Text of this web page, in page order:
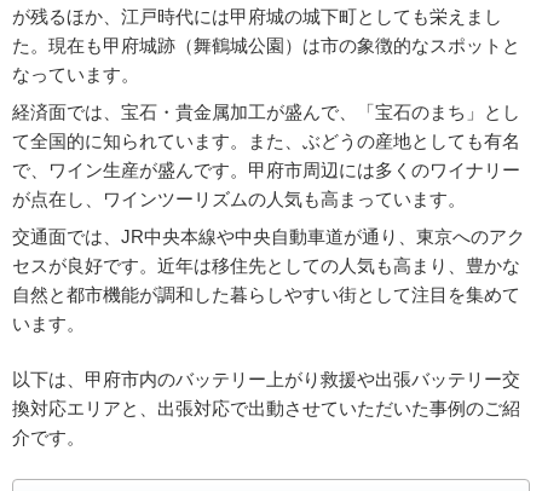
が残るほか、江戸時代には甲府城の城下町としても栄えまし
た。現在も甲府城跡（舞鶴城公園）は市の象徴的なスポットと
なっています。
経済面では、宝石・貴金属加工が盛んで、「宝石のまち」とし
て全国的に知られています。また、ぶどうの産地としても有名
で、ワイン生産が盛んです。甲府市周辺には多くのワイナリー
が点在し、ワインツーリズムの人気も高まっています。
交通面では、JR中央本線や中央自動車道が通り、東京へのアク
セスが良好です。近年は移住先としての人気も高まり、豊かな
自然と都市機能が調和した暮らしやすい街として注目を集めて
います。
以下は、甲府市内のバッテリー上がり救援や出張バッテリー交
換対応エリアと、出張対応で出動させていただいた事例のご紹
介です。